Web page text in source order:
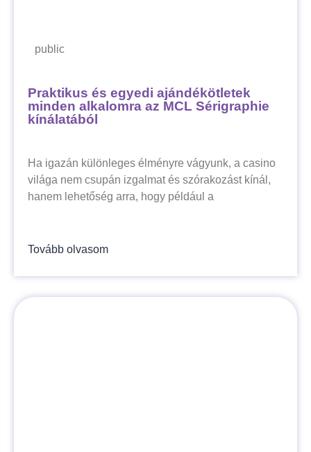
public
Praktikus és egyedi ajándékötletek
minden alkalomra az MCL Sérigraphie
kínálatából
Ha igazán különleges élményre vágyunk, a casino
világa nem csupán izgalmat és szórakozást kínál,
hanem lehetőség arra, hogy például a
Tovább olvasom